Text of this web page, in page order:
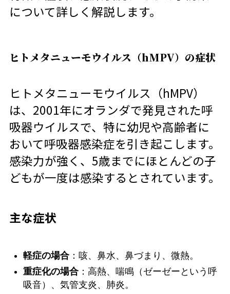
について詳しく解説します。
ヒトメタニューモウイルス（hMPV）の症状
ヒトメタニューモウイルス（hMPV）
は、2001年にオランダで発見された呼
吸器ウイルスで、特に幼児や高齢者に
おいて呼吸器感染症を引き起こします。
感染力が強く、5歳までにほとんどの子
どもが一度は感染するとされています。
主な症状
軽症の場合：咳、鼻水、鼻づまり、微熱。
重症化の場合：高熱、喘鳴（ゼーゼーという呼
吸音）、気管支炎、肺炎。